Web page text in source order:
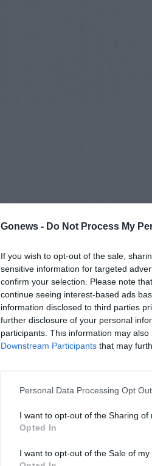
Gonews - Do Not Process My
If you wish to opt-out of the sale,
sensitive information for targeted
confirm your selection. Please note
continue seeing interest-based ads
information disclosed to third parties
further disclosure of your personal
participants. This information may
Downstream Participants that may
Personal Data Processing Opt
I want to opt-out of the Sharing of
Opted In
I want to opt-out of the Sale of